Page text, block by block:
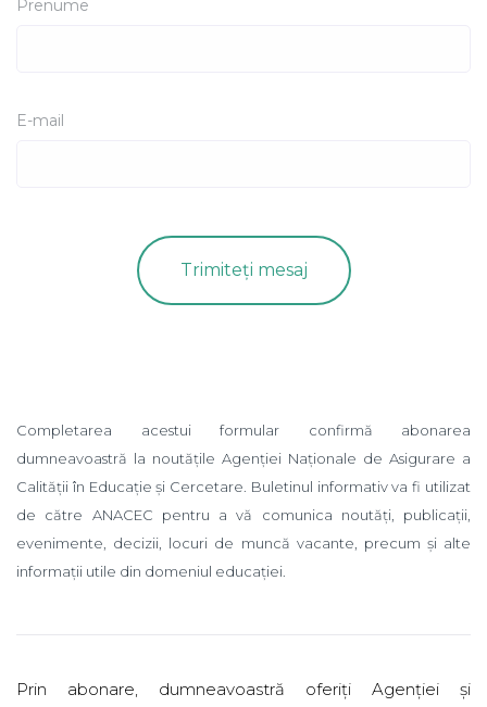
Prenume
E-mail
Completarea acestui formular confirmă abonarea
dumneavoastră la noutățile Agenției Naționale de Asigurare a
Calității în Educație și Cercetare. Buletinul informativ va fi utilizat
de către ANACEC pentru a vă comunica noutăți, publicații,
evenimente, decizii, locuri de muncă vacante, precum și alte
informații utile din domeniul educației.
Prin abonare, dumneavoastră oferiți Agenției și